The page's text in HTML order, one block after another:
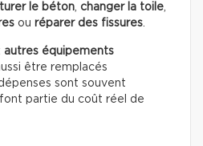
le béton changer la toile
ou réparer des fissures
autres équipements
être remplacés
sont souvent
partie du coût réel de